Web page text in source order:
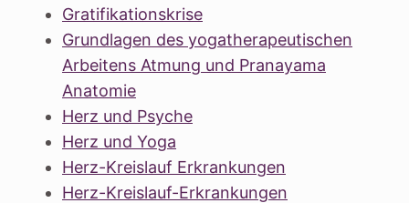
Gratifikationskrise
Grundlagen des yogatherapeutischen
Arbeitens Atmung und Pranayama
Anatomie
Herz und Psyche
Herz und Yoga
Herz-Kreislauf Erkrankungen
Herz-Kreislauf-Erkrankungen